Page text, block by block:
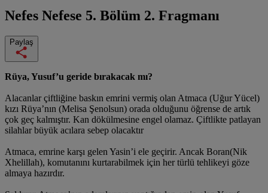
Nefes Nefese 5. Bölüm 2. Fragmanı
Paylaş
Rüya, Yusuf’u geride bırakacak mı?
Alacanlar çiftliğine baskın emrini vermiş olan Atmaca (Uğur Yücel)
kızı Rüya’nın (Melisa Şenolsun) orada olduğunu öğrense de artık
çok geç kalmıştır. Kan dökülmesine engel olamaz. Çiftlikte patlayan
silahlar büyük acılara sebep olacaktır
Atmaca, emrine karşı gelen Yasin’i ele geçirir. Ancak Boran(Nik
Xhelillah), komutanını kurtarabilmek için her türlü tehlikeyi göze
almaya hazırdır.